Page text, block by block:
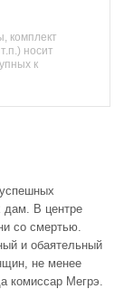
комплект
носит
к
дам. В центре
со смертью.
и обаятельный
не менее
комиссар Мегрэ.